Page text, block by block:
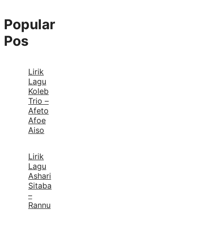
Popular
Pos
Lirik
Lagu
Koleb
Trio –
Afeto
Afoe
Aiso
Lirik
Lagu
Ashari
Sitaba
–
Rannu